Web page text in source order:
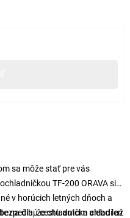
sa môže stať pre vás
TF-200 ORAVA si
v horúcich letných dňoch a
na dlhú cestu autom alebo len
že chladnička chladí až